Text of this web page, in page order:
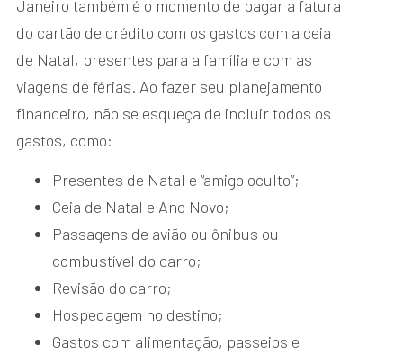
Janeiro também é o momento de pagar a fatura
do cartão de crédito com os gastos com a ceia
de Natal, presentes para a família e com as
viagens de férias. Ao fazer seu planejamento
financeiro, não se esqueça de incluir todos os
gastos, como:
Presentes de Natal e “amigo oculto”;
Ceia de Natal e Ano Novo;
Passagens de avião ou ônibus ou
combustível do carro;
Revisão do carro;
Hospedagem no destino;
Gastos com alimentação, passeios e